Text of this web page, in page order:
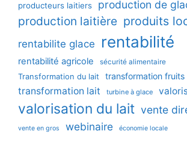
producteurs laitiers production de
production laitière produits
rentabilite glace
rentabilité
rentabilité agricole sécurité alimentaire
Transformation du lait transformation fruits
transformation lait turbine à glace
valorisation du lait vente
vente en gros webinaire économie locale